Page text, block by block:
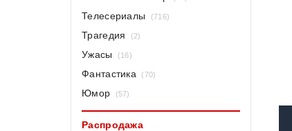
Телесериалы (716)
Трагедия (2)
Ужасы (16)
Фантастика (70)
Юмор (57)
Распродажа